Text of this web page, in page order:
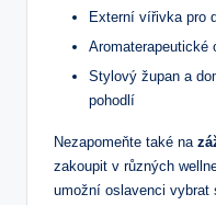
Externí vířivka pro
Aromaterapeutické
Stylový župan a
pohodlí
Nezapomeňte také na
zakoupit v různých
umožní oslavenci vybrat